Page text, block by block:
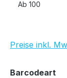
Ab 100
Preise inkl.
Barcodeart